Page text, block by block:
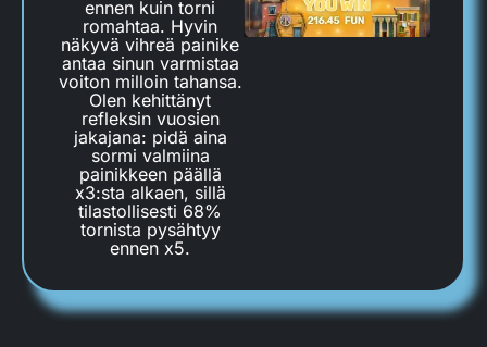
ennen kuin torni
romahtaa. Hyvin
näkyvä vihreä painike
antaa sinun varmistaa
voiton milloin tahansa.
Olen kehittänyt
refleksin vuosien
jakajana: pidä aina
sormi valmiina
painikkeen päällä
x3:sta alkaen, sillä
tilastollisesti 68%
tornista pysähtyy
ennen x5.